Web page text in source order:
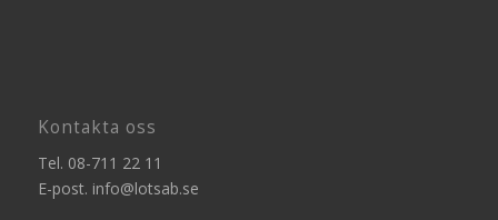
Kontakta oss
Tel. 08-711 22 11
E-post. info@lotsab.se